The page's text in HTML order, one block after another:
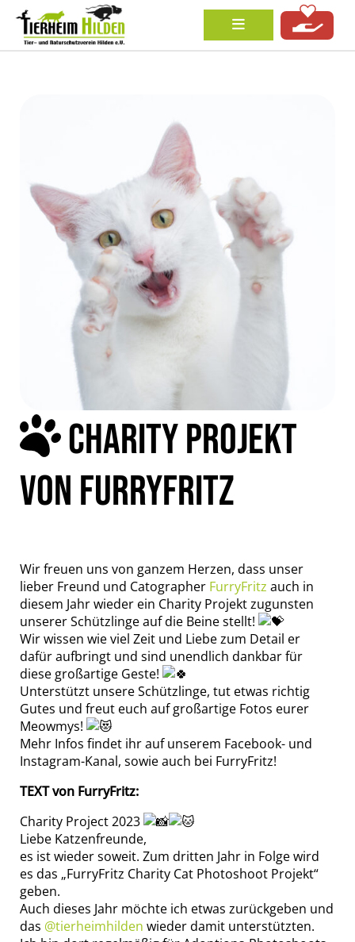
CHARITY PROJEKT
VON FURRYFRITZ
Wir freuen uns von ganzem Herzen, dass unser
lieber Freund und Catographer FurryFritz auch in
diesem Jahr wieder ein Charity Projekt zugunsten
unserer Schützlinge auf die Beine stellt!
Wir wissen wie viel Zeit und Liebe zum Detail er
dafür aufbringt und sind unendlich dankbar für
diese großartige Geste!
Unterstützt unsere Schützlinge, tut etwas richtig
Gutes und freut euch auf großartige Fotos eurer
Meowmys!
Mehr Infos findet ihr auf unserem Facebook- und
Instagram-Kanal, sowie auch bei FurryFritz!
TEXT von FurryFritz:
Charity Project 2023
Liebe Katzenfreunde,
es ist wieder soweit. Zum dritten Jahr in Folge wird
es das „FurryFritz Charity Cat Photoshoot Projekt“
geben.
Auch dieses Jahr möchte ich etwas zurückgeben und
das @tierheimhilden wieder damit unterstützten.